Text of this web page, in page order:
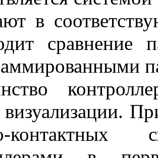
в
сравнение
визуализации.